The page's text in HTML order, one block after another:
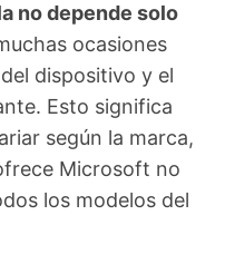
no depende solo
ocasiones
dispositivo y el
Esto significa
según la marca,
Microsoft no
los modelos del